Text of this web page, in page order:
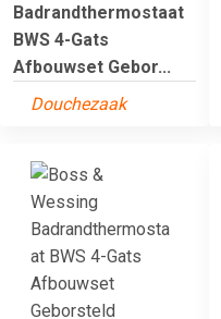
Badrandthermostaat
BWS 4-Gats
Afbouwset Gebor...
Douchezaak